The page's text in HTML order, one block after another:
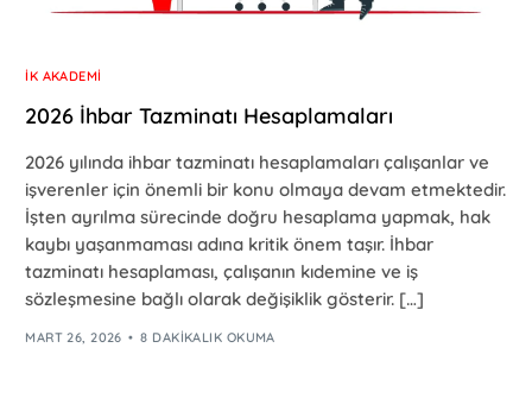
İK AKADEMI
2026 İhbar Tazminatı Hesaplamaları
2026 yılında ihbar tazminatı hesaplamaları çalışanlar ve
işverenler için önemli bir konu olmaya devam etmektedir.
İşten ayrılma sürecinde doğru hesaplama yapmak, hak
kaybı yaşanmaması adına kritik önem taşır. İhbar
tazminatı hesaplaması, çalışanın kıdemine ve iş
sözleşmesine bağlı olarak değişiklik gösterir. […]
MART 26, 2026 8 DAKIKALIK OKUMA